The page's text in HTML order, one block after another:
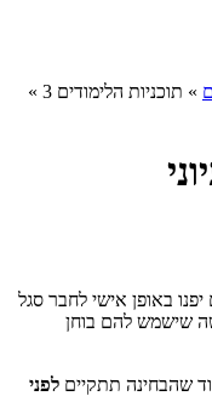
» תוכניות הלימודים 3
»
באופן אישי לחבר סגל
שישמש להם בוחן
שהבחינה תתקיים לפני